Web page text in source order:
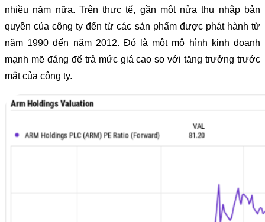
nhiều năm nữa. Trên thực tế, gần một nửa thu nhập bản
quyền của công ty đến từ các sản phẩm được phát hành từ
năm 1990 đến năm 2012. Đó là một mô hình kinh doanh
mạnh mẽ đáng để trả mức giá cao so với tăng trưởng trước
mắt của công ty.